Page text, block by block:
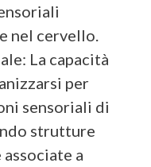
nel cervello.
La capacità
per
sensoriali di
strutture
a